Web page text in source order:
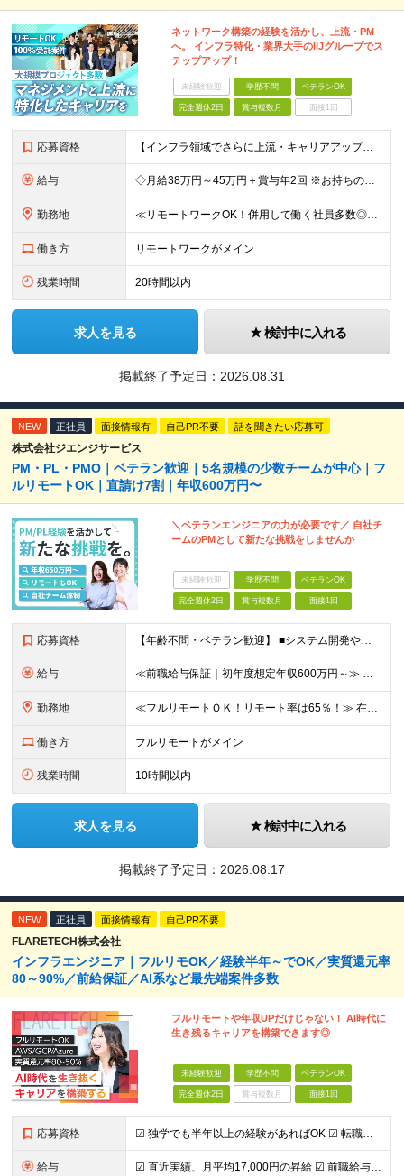
ネットワーク構築の経験を活かし、上流・PM
へ。 インフラ特化・業界大手のIIJグループでス
テップアップ！
未経験歓迎 学歴不問 ベテランOK
完全週休2日 賞与複数月 面接1回
応募資格 【インフラ領域でさらに上流・キャリアアップを目指したい方、歓迎！】 ●学歴不問 ●ネットワーク構築経験（5年以上） ●PM経験（3年以上） ★「運用保守から設計・構築にステップアップしたい」 ★「将
給与 ◇月給38万円～45万円＋賞与年2回 ※お持ちの経験・スキルを考慮し決定いたします ※試用期間3ヶ月（給与・待遇に差異はありません） ※残業代は時間分支給いたします 《手厚い待遇も充実！》 ★昇給年
勤務地 ≪リモートワークOK！併用して働く社員多数◎≫ ★U・Iターン歓迎 大阪駅・梅田駅から徒歩数分のお取引先企業オフィスで勤務となります！ ＼その他当社の事業所もご紹介／ 【東京事業所】 東京都千代田
働き方 リモートワークがメイン
残業時間 20時間以内
求人を見る 検討中に入れる
掲載終了予定日： 2026.08.31
NEW 正社員 面接情報有 自己PR不要 話を聞きたい応募可
株式会社ジエンジサービス
PM・PL・PMO｜ベテラン歓迎｜5名規模の少数チームが中心｜フ
ルリモートOK｜直請け7割｜年収600万円〜
＼ベテランエンジニアの力が必要です／ 自社チ
ームのPMとして新たな挑戦をしませんか
未経験歓迎 学歴不問 ベテランOK
完全週休2日 賞与複数月 面接1回
応募資格 【年齢不問・ベテラン歓迎】 ■システム開発やインフラの実務経験をお持ちの方（言語・工程・年数不問） ■学歴不問 ≪こんな方はぜひご応募ください≫ □SE経験を積んだがリーダー・PLのポジションがない
給与 ≪前職給与保証｜初年度想定年収600万円～≫ 月給45万円以上＋決算賞与＋交通費 ※スキル・経験を考慮の上、優遇します ※上記月給には固定残業代月20時間分(5万1000円以上)を含みます。超過し
勤務地 ≪フルリモートＯＫ！リモート率は65％！≫ 在宅勤務または東京・神奈川・埼玉・千葉のお客様先での勤務 ■本社 東京都港区芝2-22-15 STKビル 1F (変更の範囲)上記を除く当社関連勤務地
働き方 フルリモートがメイン
残業時間 10時間以内
求人を見る 検討中に入れる
掲載終了予定日： 2026.08.17
NEW 正社員 面接情報有 自己PR不要
FLARETECH株式会社
インフラエンジニア｜フルリモOK／経験半年～でOK／実質還元率
80～90%／前給保証／AI系など最先端案件多数
フルリモートや年収UPだけじゃない！ AI時代に
生き残るキャリアを構築できます◎
未経験歓迎 学歴不問 ベテランOK
完全週休2日 賞与複数月 面接1回
応募資格 ☑︎ 独学でも半年以上の経験があればOK ☑︎ 転職回数・ブランク不問 ☑︎ 学歴不問 ☑︎ スキルチェンジ可 ＜必須条件＞ インフラエンジニアとしての実務経験をお持ちの方 ┗設計構築or運用保守、
給与 ☑︎ 直近実績、月平均17,000円の昇給 ☑︎ 前職給与100%保証 ☑︎ 実質還元率80～90% ☑︎ 待機時も給与は満額支給 月給35万円～70万円＋交通費など各種手当 ※想定年収：4,200